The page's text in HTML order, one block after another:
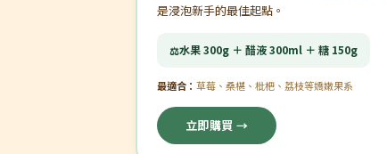
是浸泡新手的最佳起點。
⚖️水果 300g ＋ 醋液 300ml ＋ 糖 150g
最適合： 草莓、桑椹、枇杷、荔枝等嬌嫩果系
立即購買 →